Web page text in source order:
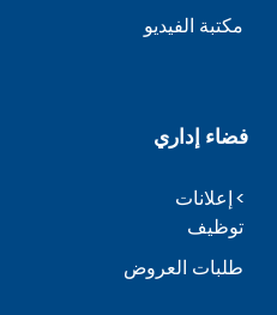
مكتبة الفيديو
فضاء إداري
إعلانات
توظيف
طلبات العروض